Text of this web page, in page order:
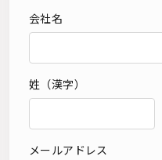
会社名
姓（漢字）
メールアドレス